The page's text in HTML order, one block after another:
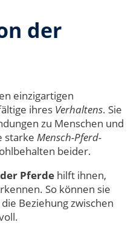
der
einzigartigen
ihres Verhaltens. Sie
zu Menschen und
starke Mensch-Pferd-
beider.
Pferde hilft ihnen,
So können sie
Beziehung zwischen